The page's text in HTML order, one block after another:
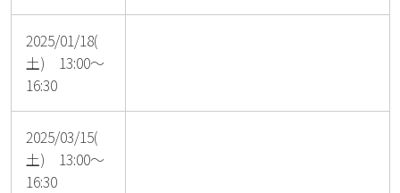
2025/01/18(
土) 13:00～
16:30
2025/03/15(
土) 13:00～
16:30